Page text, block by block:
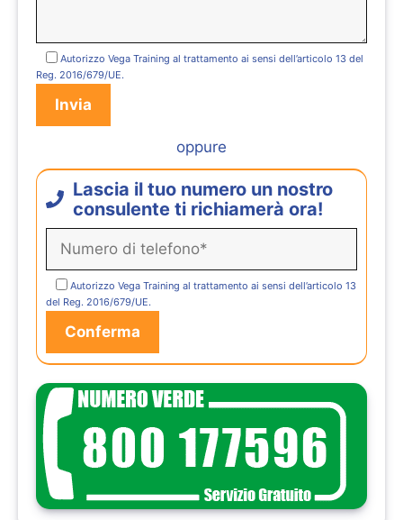
Autorizzo Vega Training al trattamento ai sensi dell’articolo 13 del
Reg. 2016/679/UE.
oppure
Lascia il tuo numero un nostro
consulente ti richiamerà ora!
Autorizzo Vega Training al trattamento ai sensi dell’articolo 13
del Reg. 2016/679/UE.